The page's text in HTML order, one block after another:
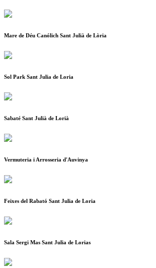
Mare de Déu Canólich Sant Julià de Lòria
Sol Park Sant Julia de Loria
Sabaté Sant Julià de Lorià
Vermuteria i Arrosseria d'Auvinya
Feixes del Rabató Sant Julia de Loria
Sala Sergi Mas Sant Julia de Lorias